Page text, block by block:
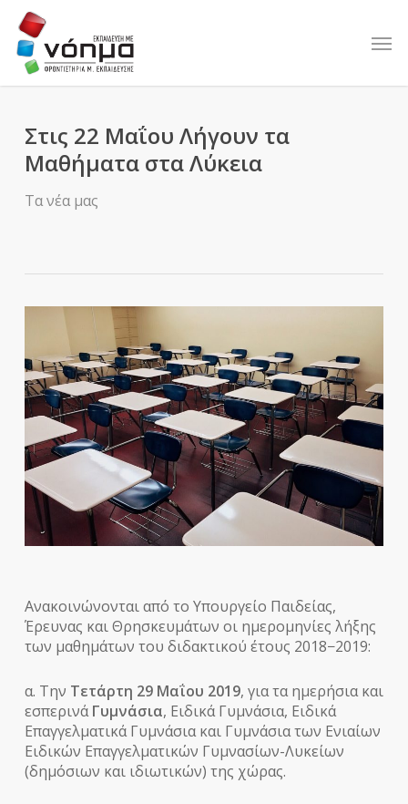
Skip
main
content
Στις 22 Μαΐου Λήγουν τα
Μαθήματα στα Λύκεια
Τα νέα μας
Ανακοινώνονται από το Υπουργείο Παιδείας,
Έρευνας και Θρησκευμάτων οι ημερομηνίες λήξης
των μαθημάτων του διδακτικού έτους 2018−2019:
α. Την Τετάρτη 29 Μαΐου 2019, για τα ημερήσια και
εσπερινάΓυμνάσια, Ειδικά Γυμνάσια, Ειδικά
Επαγγελματικά Γυμνάσια και Γυμνάσια των Ενιαίων
Ειδικών Επαγγελματικών Γυμνασίων-Λυκείων
(δημόσιων και ιδιωτικών) της χώρας.